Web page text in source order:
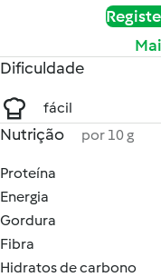
Dificuldade
fácil
Nutrição por 10 g
Proteína
Energia
Gordura
Fibra
Hidratos de carbono